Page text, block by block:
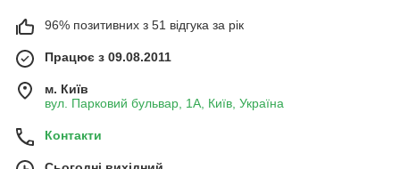
96% позитивних з 51 відгука за рік
Працює з 09.08.2011
м. Київ
вул. Парковий бульвар, 1А, Київ, Україна
Контакти